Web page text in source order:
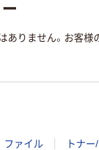
ありません。お客様
ファイル トナ